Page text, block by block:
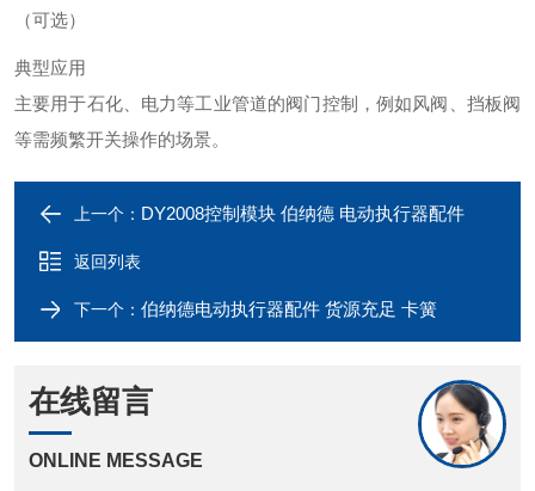
（可选） ‌
典型应用
主要用于石化、电力等工业管道的阀门控制，例如风阀、挡板阀
等需频繁开关操作的场景。
上一个： DY2008控制模块 伯纳德 电动执行器配件
返回列表
下一个： 伯纳德电动执行器配件 货源充足 卡簧
在线留言
ONLINE MESSAGE